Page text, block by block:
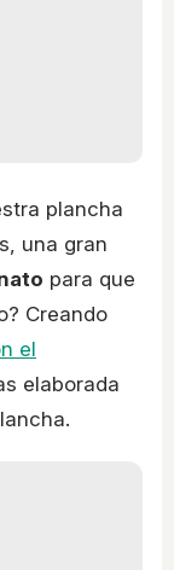
plancha
una gran
para que
Creando
el
elaborada